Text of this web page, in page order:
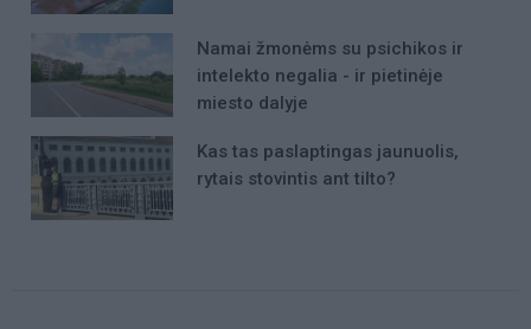
Namai žmonėms su psichikos ir
intelekto negalia - ir pietinėje
miesto dalyje
Kas tas paslaptingas jaunuolis,
rytais stovintis ant tilto?